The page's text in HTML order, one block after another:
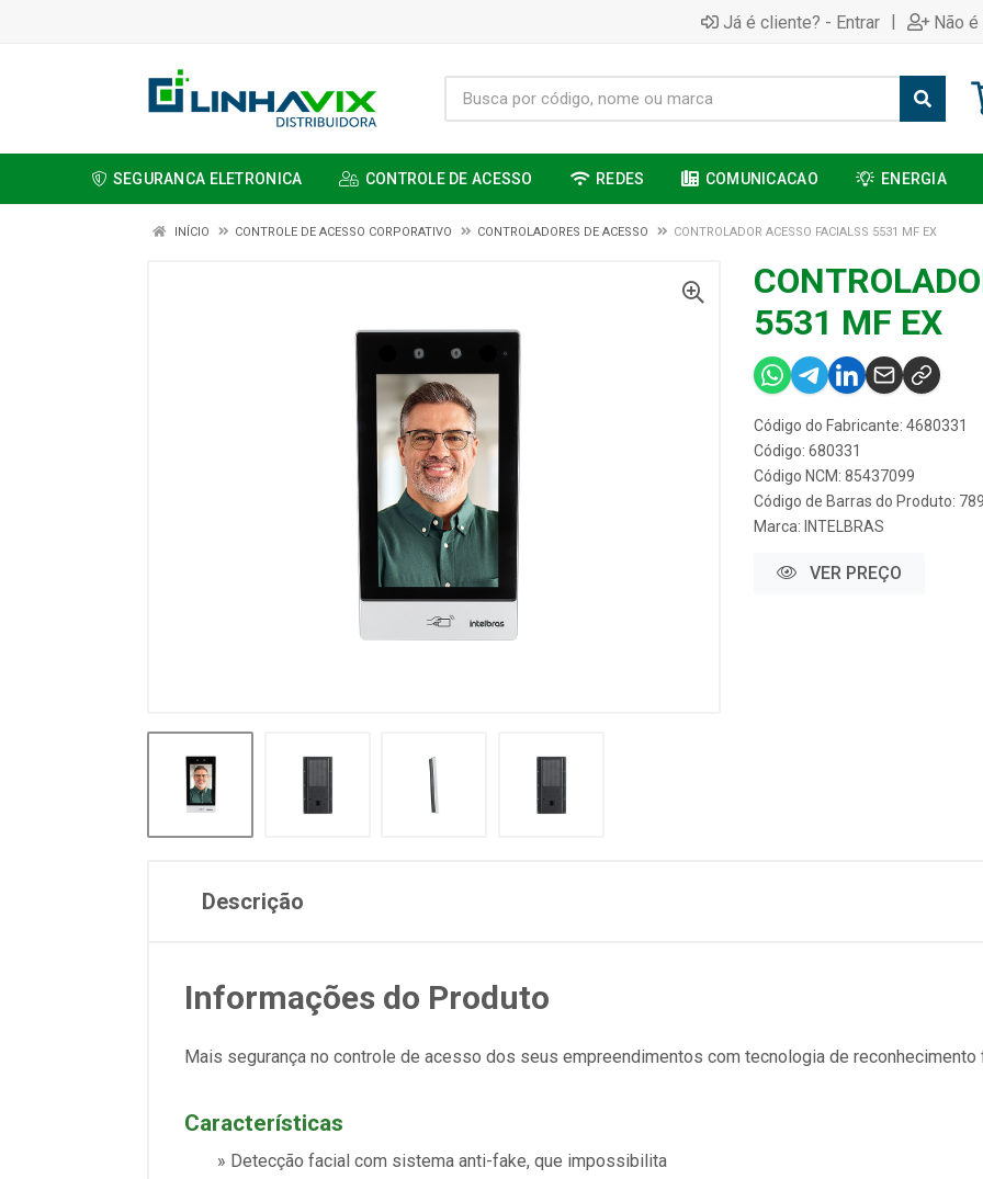
Já é cliente? - Entrar | Não
SEGURANCA ELETRONICA CONTROLE DE ACESSO REDES COMUNICACAO ENERGIA
INÍCIO CONTROLE DE ACESSO CORPORATIVO CONTROLADORES DE ACESSO CONTROLADOR ACESSO FACIALSS 5531 MF EX
5531 MF EX
Código do Fabricante: 4680331
Código: 680331
Código NCM: 85437099
Código de Barras do Produto:
Marca: INTELBRAS
VER PREÇO
Descrição
Informações do Produto
Mais segurança no controle de acesso dos seus empreendimentos com tecnologia de reconhecimento
Características
» Detecção facial com sistema anti-fake, que impossibilita